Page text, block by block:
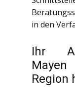
in den
Ihr
Region